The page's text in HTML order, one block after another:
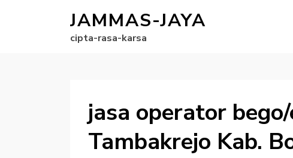
JAMMAS-JAYA
cipta-rasa-karsa
jasa operator
Tambakrejo Kab.